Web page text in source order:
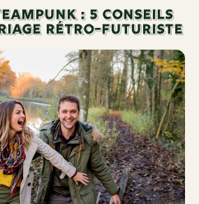
: 5 conseils
rétro-futuriste